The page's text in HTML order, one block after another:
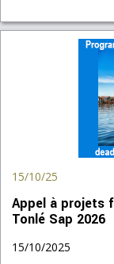
15/10/25
Appel à projets
Tonlé Sap 2026
15/10/2025